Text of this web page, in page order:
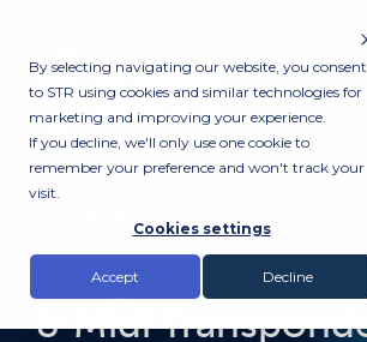
By selecting navigating our website, you consent
to STR using cookies and similar technologies for
marketing and improving your experience.
If you decline, we'll only use one cookie to
remember your preference and won't track your
visit.
Cookies settings
Accept Decline
Kongsberg
& Midi